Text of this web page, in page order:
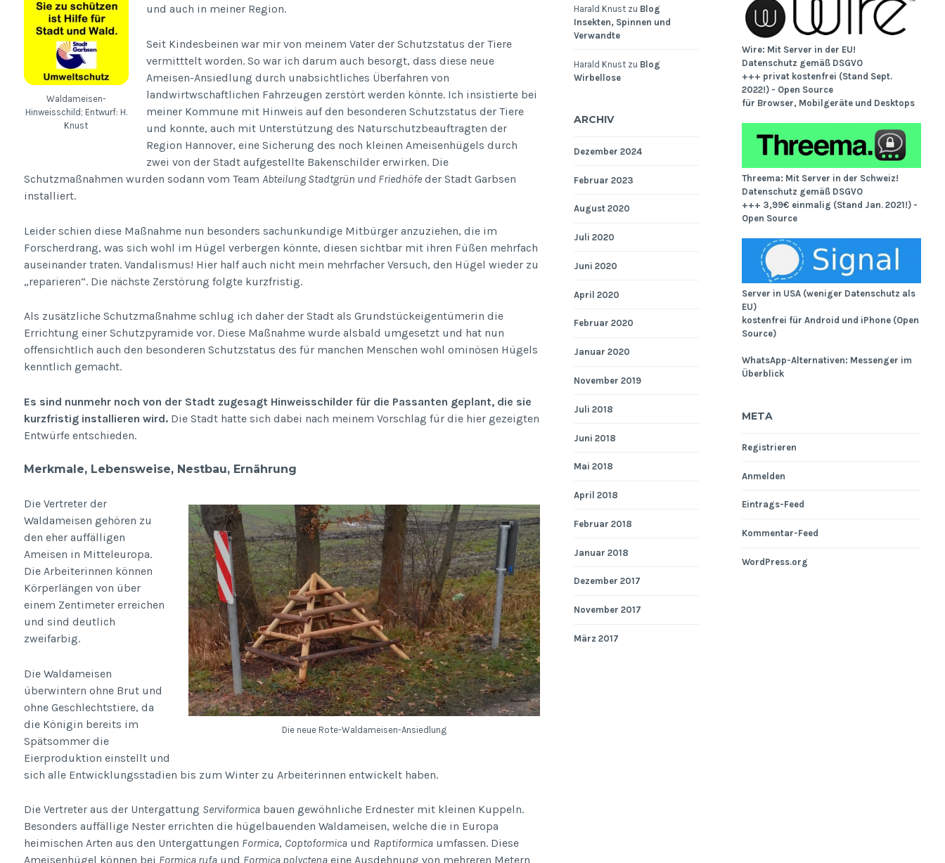
Waldameisen-
Hinweisschild; Entwurf: H.
Knust
und auch in meiner Region.
Seit Kindesbeinen war mir von meinem Vater der Schutzstatus der Tiere
vermitttelt worden. So war ich darum auch besorgt, dass diese neue
Ameisen-Ansiedlung durch unabsichtliches Überfahren von
landwirtwschaftlichen Fahrzeugen zerstört werden könnte. Ich insistierte bei
meiner Kommune mit Hinweis auf den besonderen Schutzstatus der Tiere
und konnte, auch mit Unterstützung des Naturschutzbeauftragten der
Region Hannover, eine Sicherung des noch kleinen Ameisenhügels durch
zwei von der Stadt aufgestellte Bakenschilder erwirken. Die
Schutzmaßnahmen wurden sodann vom Team Abteilung Stadtgrün und Friedhöfeder Stadt Garbsen
installiert.
Leider schien diese Maßnahme nun besonders sachunkundige Mitbürger anzuziehen, die im
Forscherdrang, was sich wohl im Hügel verbergen könnte, diesen sichtbar mit ihren Füßen mehrfach
auseinander traten. Vandalismus! Hier half auch nicht mein mehrfacher Versuch, den Hügel wieder zu
„reparieren“. Die nächste Zerstörung folgte kurzfristig.
Als zusätzliche Schutzmaßnahme schlug ich daher der Stadt als Grundstückeigentümerin die
Errichtung einer Schutzpyramide vor. Diese Maßnahme wurde alsbald umgesetzt und hat nun
offensichtlich auch den besonderen Schutzstatus des für manchen Menschen wohl ominösen Hügels
kenntlich gemacht.
Es sind nunmehr noch von der Stadt zugesagt Hinweisschilder für die Passanten geplant, die sie
kurzfristig installieren wird. Die Stadt hatte sich dabei nach meinem Vorschlag für die hier gezeigten
Entwürfe entschieden.
Merkmale, Lebensweise, Nestbau, Ernährung
Die neue Rote-Waldameisen-Ansiedlung
Die Vertreter der
Waldameisen gehören zu
den eher auffälligen
Ameisen in Mitteleuropa.
Die Arbeiterinnen können
Körperlängen von über
einem Zentimeter erreichen
und sind deutlich
zweifarbig.
Die Waldameisen
überwintern ohne Brut und
ohne Geschlechtstiere, da
die Königin bereits im
Spätsommer die
Eierproduktion einstellt und
sich alle Entwicklungsstadien bis zum Winter zu Arbeiterinnen entwickelt haben.
Die Vertreter aus der Untergattung Serviformicabauen gewöhnliche Erdnester mit kleinen Kuppeln.
Besonders auffällige Nester errichten die hügelbauenden Waldameisen, welche die in Europa
heimischen Arten aus den Untergattungen Formica, Coptoformicaund Raptiformicaumfassen. Diese
Ameisenhügel können bei Formica rufaund Formica polyctenaeine Ausdehnung von mehreren Metern
Harald Knustzu Blog
Insekten, Spinnen und
Verwandte
Harald Knustzu Blog
Wirbellose
ARCHIV
Dezember 2024
Februar 2023
August 2020
Juli 2020
Juni 2020
April 2020
Februar 2020
Januar 2020
November 2019
Juli 2018
Juni 2018
Mai 2018
April 2018
Februar 2018
Januar 2018
Dezember 2017
November 2017
März 2017
Wire: Mit Server in der EU!
Datenschutz gemäß DSGVO
+++ privat kostenfrei (Stand Sept.
2022!) - Open Source
für Browser, Mobilgeräte und Desktops
Threema: Mit Server in der Schweiz!
Datenschutz gemäß DSGVO
+++ 3,99€ einmalig (Stand Jan. 2021!) -
Open Source
Server in USA (weniger Datenschutz als
EU)
kostenfrei für Android und iPhone (Open
Source)
WhatsApp-Alternativen: Messenger im
Überblick
META
Registrieren
Anmelden
Eintrags-Feed
Kommentar-Feed
WordPress.org